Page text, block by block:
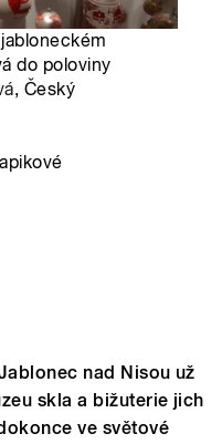
do poloviny
, Český
nad Nisou už
skla a bižuterie jich
ve světové